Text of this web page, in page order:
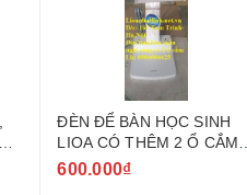
ĐÈN ĐỂ BÀN HỌC SINH
LIOA CÓ THÊM 2 Ổ CẮM
ĐA NĂNG MODEL LIDB27B
600.000₫